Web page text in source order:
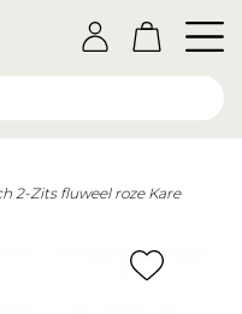
2-Zits fluweel roze Kare